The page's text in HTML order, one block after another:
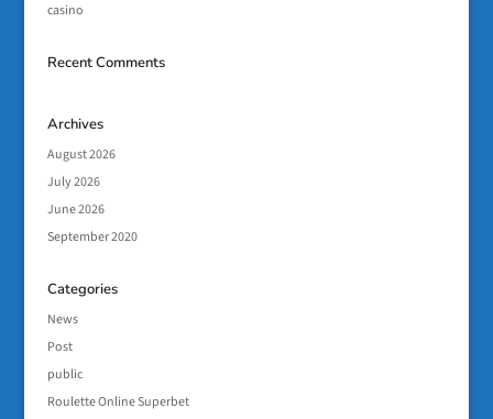
casino
Recent Comments
Archives
August 2026
July 2026
June 2026
September 2020
Categories
News
Post
public
Roulette Online Superbet